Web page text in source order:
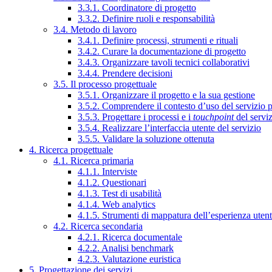
3.3.1. Coordinatore di progetto
3.3.2. Definire ruoli e responsabilità
3.4. Metodo di lavoro
3.4.1. Definire processi, strumenti e rituali
3.4.2. Curare la documentazione di progetto
3.4.3. Organizzare tavoli tecnici collaborativi
3.4.4. Prendere decisioni
3.5. Il processo progettuale
3.5.1. Organizzare il progetto e la sua gestione
3.5.2. Comprendere il contesto d’uso del servizio
3.5.3. Progettare i processi e i touchpointdel
3.5.4. Realizzare l’interfaccia utente del servizio
3.5.5. Validare la soluzione ottenuta
4. Ricerca progettuale
4.1. Ricerca primaria
4.1.1. Interviste
4.1.2. Questionari
4.1.3. Test di usabilità
4.1.4. Web analytics
4.1.5. Strumenti di mappatura dell’esperienza
4.2. Ricerca secondaria
4.2.1. Ricerca documentale
4.2.2. Analisi benchmark
4.2.3. Valutazione euristica
5. Progettazione dei servizi